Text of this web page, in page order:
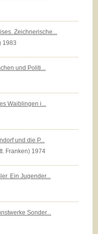
Zeichnerische...
1983
und Politi...
Waiblingen i...
und die P...
Franken) 1974
Ein Jugender...
Sonder...